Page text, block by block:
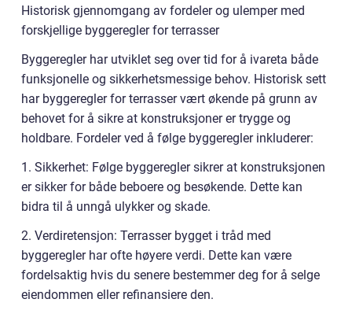
Historisk gjennomgang av fordeler og ulemper med
forskjellige byggeregler for terrasser
Byggeregler har utviklet seg over tid for å ivareta både
funksjonelle og sikkerhetsmessige behov. Historisk sett
har byggeregler for terrasser vært økende på grunn av
behovet for å sikre at konstruksjoner er trygge og
holdbare. Fordeler ved å følge byggeregler inkluderer:
1. Sikkerhet: Følge byggeregler sikrer at konstruksjonen
er sikker for både beboere og besøkende. Dette kan
bidra til å unngå ulykker og skade.
2. Verdiretensjon: Terrasser bygget i tråd med
byggeregler har ofte høyere verdi. Dette kan være
fordelsaktig hvis du senere bestemmer deg for å selge
eiendommen eller refinansiere den.